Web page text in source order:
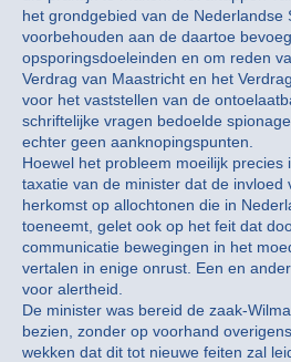
het grondgebied van de Nederlandse
voorbehouden aan de daartoe
opsporingsdoeleinden en om reden
Verdrag van Maastricht en het
voor het vaststellen van de
schriftelijke vragen bedoelde
echter geen aanknopingspunten.
Hoewel het probleem moeilijk precies
taxatie van de minister dat de invloed
herkomst op allochtonen die in
toeneemt, gelet ook op het feit dat
communicatie bewegingen in het
vertalen in enige onrust. Een en
voor alertheid.
De minister was bereid de zaak-
bezien, zonder op voorhand
wekken dat dit tot nieuwe feiten zal